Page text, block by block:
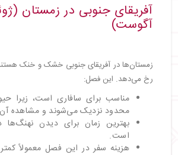
آفریقای جنوبی در زمستان
آگوست)
زمستان‌ها در آفریقای جنوبی خشک و خنک
رخ می‌دهد. این فصل:
مناسب برای سافاری است، زیرا
محدود نزدیک می‌شوند و مشاهده
بهترین زمان برای دیدن
است.
هزینه سفر در این فصل معمولاً